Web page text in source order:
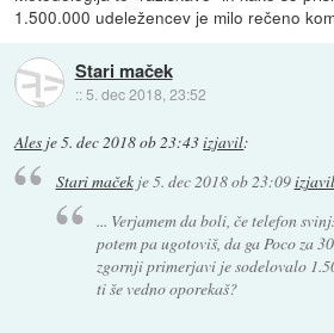
1.500.000 udeležencev je milo rečeno
Stari maček
:: 5. dec 2018, 23:52
Ales je5. dec 2018 ob 23:43izjavil:
Stari mačekje5. dec 2018 ob 23:09izjavil
... Verjamem da boli, če telefon
potem pa ugotoviš, da ga Poco za
zgornji primerjavi je sodelovalo
ti še vedno oporekaš?